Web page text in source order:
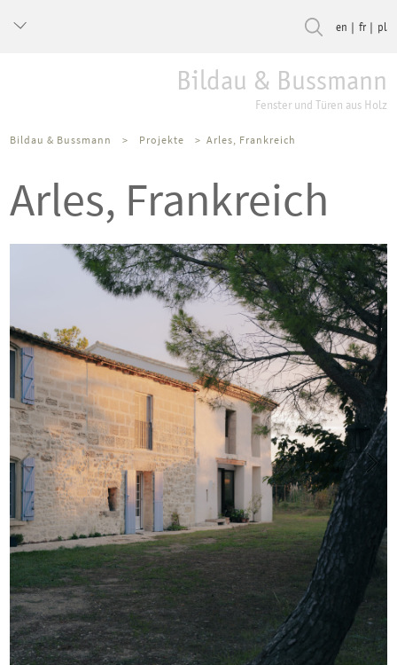
en fr pl
Bildau & Bussmann
Fenster und Türen aus Holz
Bildau & Bussmann > Projekte >Arles, Frankreich
Arles, Frankreich